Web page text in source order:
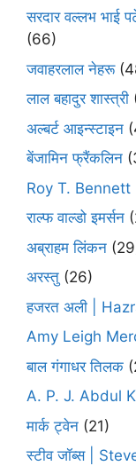
सरदार वल्लभ
(66)
जवाहरलाल नेहरू
लाल बहादुर शास्त्री
अल्बर्ट आइन्स्टाइन
बेंजामिन फ्रैंकलिन
Roy T. Bennett
राल्फ वाल्डो इमर्सन
अब्राहम लिंकन
अरस्तु (26)
हजरत अली |
Amy Leigh
बाल गंगाधर तिलक
A. P. J. Abdul
मार्क ट्वेन (21)
स्टीव जॉब्स |